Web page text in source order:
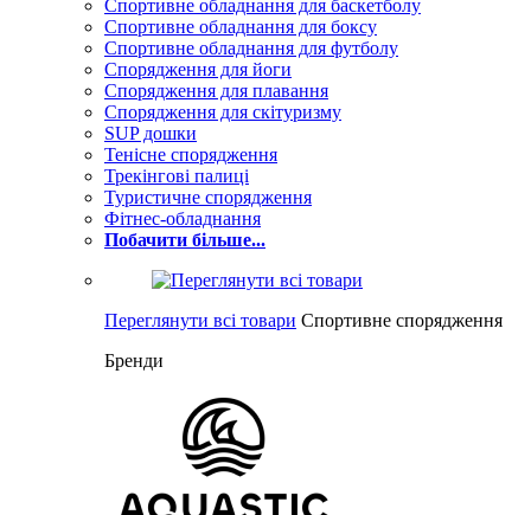
Спортивне обладнання для баскетболу
Спортивне обладнання для боксу
Спортивне обладнання для футболу
Спорядження для йоги
Спорядження для плавання
Спорядження для скітуризму
SUP дошки
Тенісне спорядження
Трекінгові палиці
Туристичне спорядження
Фітнес-обладнання
Побачити більше...
Переглянути всі товари Спортивне спорядження
Бренди